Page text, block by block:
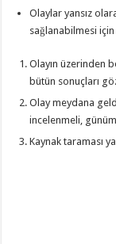
Olaylar yansız
sağlanabilmesi için
Olayın üzerinden
bütün sonuçları
Olay meydana
incelenmeli,
Kaynak taraması